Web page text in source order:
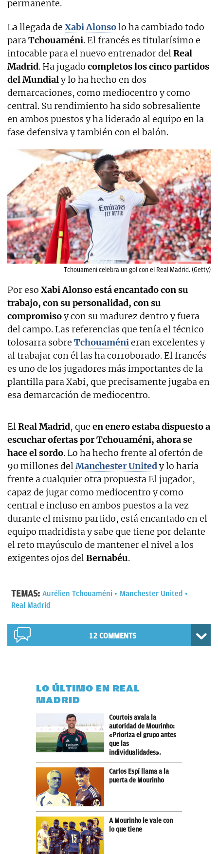
permanente.
La llegada de Xabi Alonsolo ha cambiado todo
paraTchouaméni. El francés es titularísimo e
intocable para el nuevo entrenador delReal
Madrid. Ha jugado completos los cinco partidos
del Mundialy lo ha hecho en dos
demarcaciones, como mediocentro y como
central. Su rendimiento ha sido sobresaliente
en ambos puestos y ha liderado al equipo en la
fase defensiva y también con el balón.
Tchouameni celebra un gol con el Real Madrid. (Getty)
Por eso Xabi Alonso está encantado con su
trabajo, con su personalidad, con su
compromisoy con su madurez dentro y fuera
del campo. Las referencias que tenía el técnico
tolosarra sobre Tchouaménieran excelentes y
al trabajar con él las ha corroborado. El francés
es uno de los jugadores más importantes de la
plantilla para Xabi, que precisamente jugaba en
esa demarcación de mediocentro.
ElReal Madrid, que en enero estaba dispuesto a
escuchar ofertas por Tchouaméni, ahora se
hace el sordo. Lo ha hecho frente al ofertón de
90 millones delManchester Unitedy lo haría
frente a cualquier otra propuesta El jugador,
capaz de jugar como mediocentro y como
central e incluso en ambos puestos a la vez
durante el mismo partido, está encantado en el
equipo madridista y sabe que tiene por delante
el reto mayúsculo de mantener el nivel a los
exigentes ojos delBernabéu.
TEMAS: Aurélien Tchouaméni
Manchester United
Real Madrid
12 COMMENTS
LO ÚLTIMO EN REAL
MADRID
Courtois avala la
autoridad de Mourinho:
«Prioriza el grupo antes
que las
individualidades».
Carlos Espí llama a la
puerta de Mourinho
A Mourinho le vale con
lo que tiene